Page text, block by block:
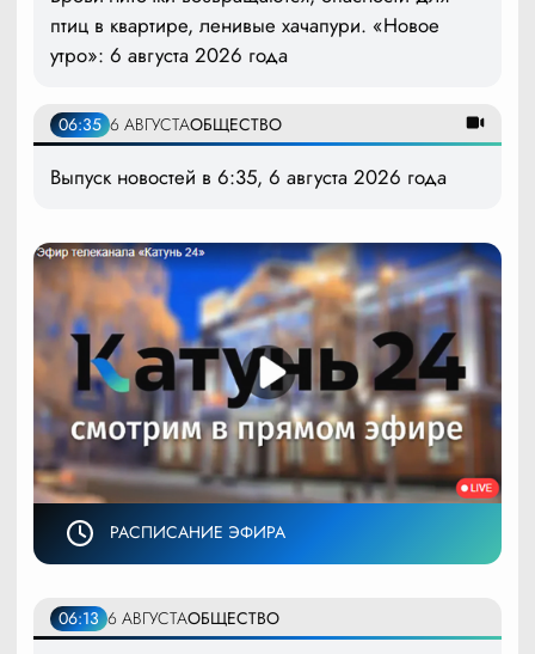
птиц в квартире, ленивые хачапури. «Новое
утро»: 6 августа 2026 года
06:35 6 АВГУСТАОБЩЕСТВО
Выпуск новостей в 6:35, 6 августа 2026 года
РАСПИСАНИЕ ЭФИРА
06:13 6 АВГУСТАОБЩЕСТВО